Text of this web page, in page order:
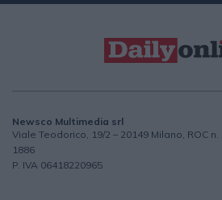
Newsco Multimedia srl
Viale Teodorico, 19/2 – 20149 Milano, ROC n.
1886
P. IVA 06418220965